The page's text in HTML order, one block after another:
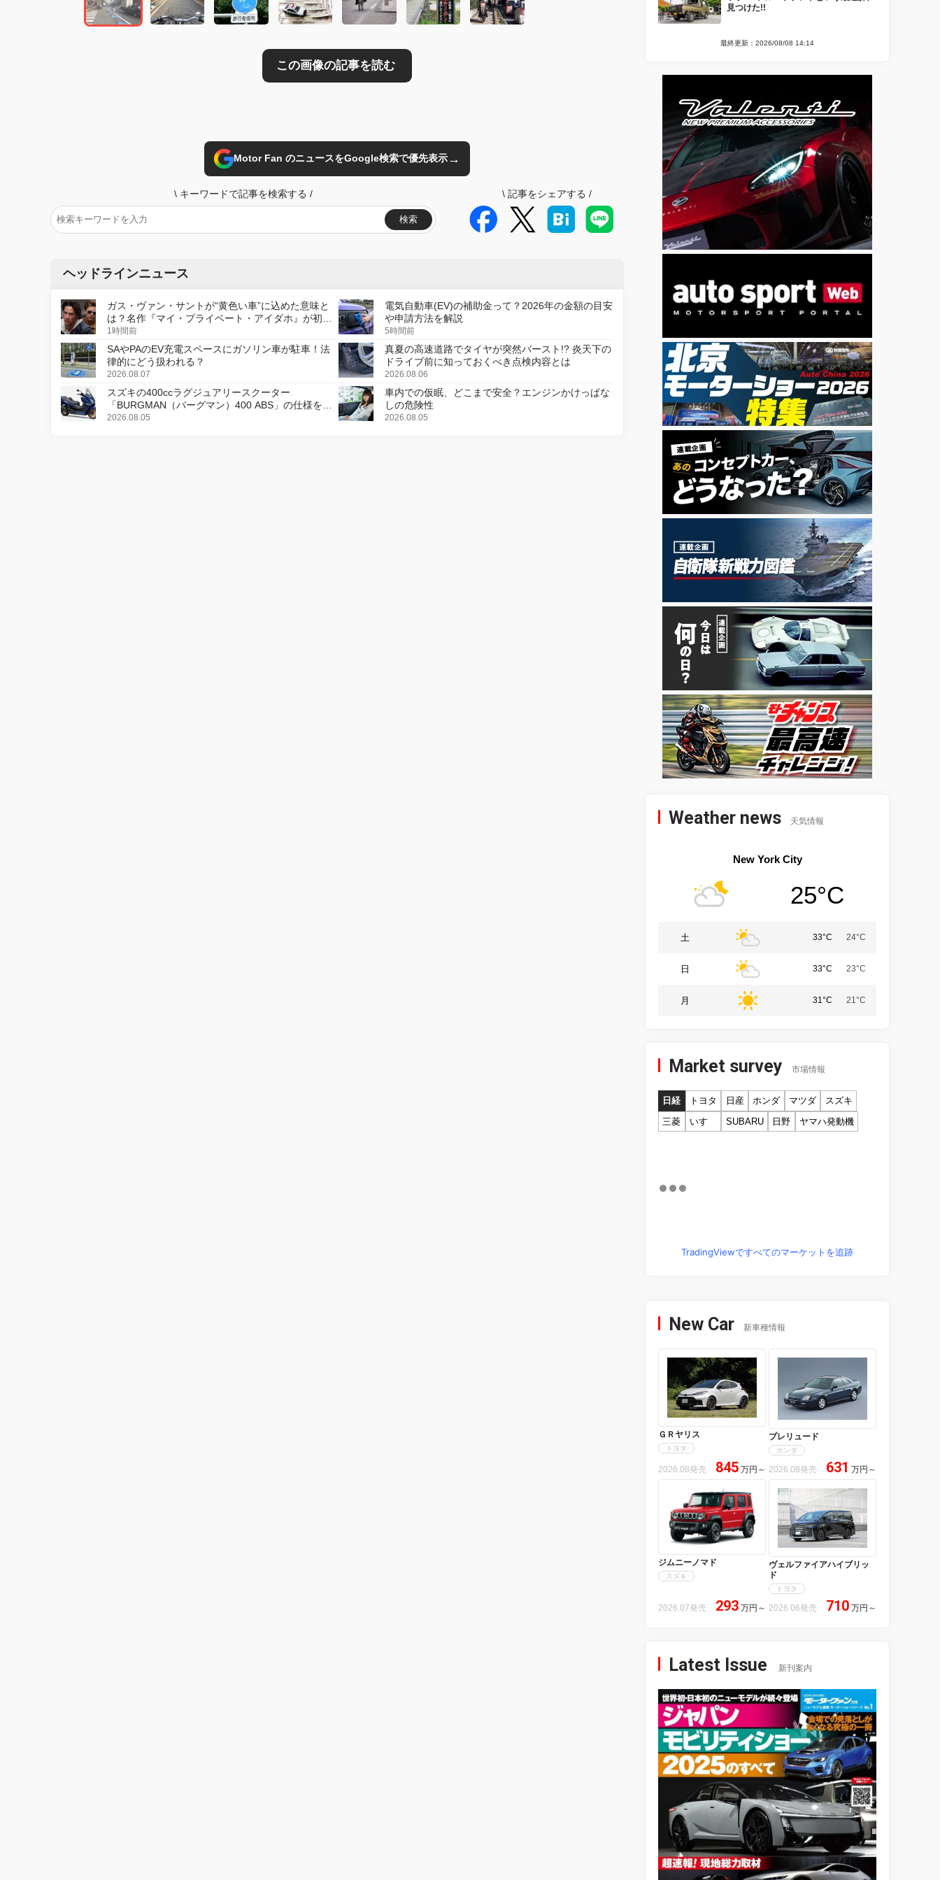
Motor Fan のニュースをGoogle検索で優先表示→
\ キーワードで記事を検索する /
検索
\ 記事をシェアする /
ヘッドラインニュース
ガス・ヴァン・サントが“黄色い車”に込めた意味と
は？名作『マイ・プライベート・アイダホ』が初の
デジタルリマスター版で復活
1時間前
電気自動車(EV)の補助金って？2026年の金額の目安
や申請方法を解説
5時間前
SAやPAのEV充電スペースにガソリン車が駐車！法
律的にどう扱われる？
2026.08.07
真夏の高速道路でタイヤが突然バースト!? 炎天下の
ドライブ前に知っておくべき点検内容とは
2026.08.06
スズキの400ccラグジュアリースクーター
「BURGMAN（バーグマン）400 ABS」の仕様を変
更し、8月18日に発売
2026.08.05
車内での仮眠、どこまで安全？エンジンかけっぱな
しの危険性
2026.08.05
見つけた!!
最終更新：2026/08/08 14:14
Weather news 天気情報
New York City
25°C
土 33°C 24°C
日 33°C 23°C
月 31°C 21°C
Market survey 市場情報
日経 トヨタ 日産 ホンダ マツダ
スズキ
三菱
いすゞ SUBARU 日野 ヤマハ発動機
TradingViewですべてのマーケットを追跡
New Car 新車種情報
ＧＲヤリス
トヨタ
2026.08発売 845 万円 ～
プレリュード
ホンダ
2026.08発売 631 万円 ～
ジムニーノマド
スズキ
2026.07発売 293 万円 ～
ヴェルファイアハイブリッ
ド
トヨタ
2026.06発売 710 万円 ～
Latest Issue 新刊案内